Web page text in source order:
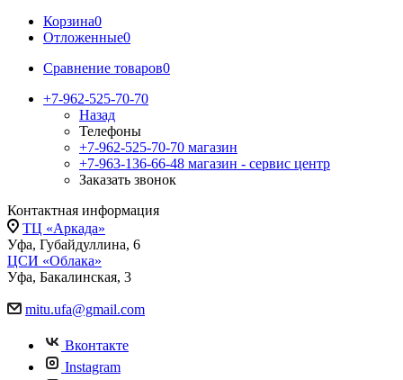
Корзина0
Отложенные0
Сравнение товаров0
+7-962-525-70-70
Назад
Телефоны
+7-962-525-70-70 магазин
+7-963-136-66-48 магазин - сервис центр
Заказать звонок
Контактная информация
ТЦ «Аркада»
Уфа, Губайдуллина, 6
ЦСИ «Облака»
Уфа, Бакалинская, 3
mitu.ufa@gmail.com
Вконтакте
Instagram